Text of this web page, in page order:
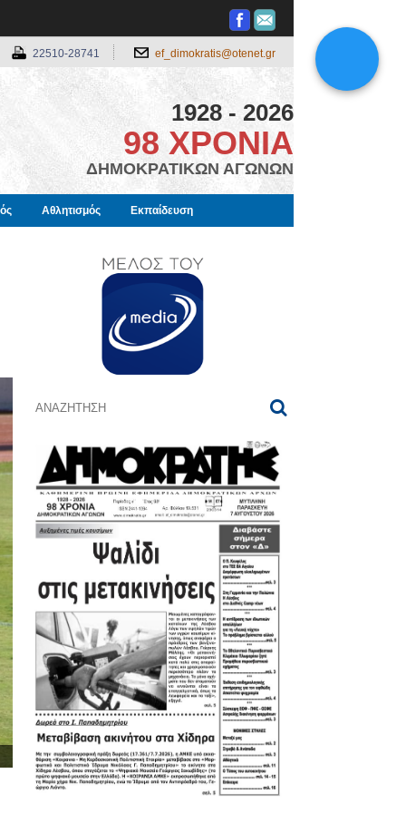
22510-28741 ef_dimokratis@otenet.gr
1928 - 2026
98 ΧΡΟΝΙΑ
ΔΗΜΟΚΡΑΤΙΚΩΝ ΑΓΩΝΩΝ
Αθλητισμός Εκπαίδευση